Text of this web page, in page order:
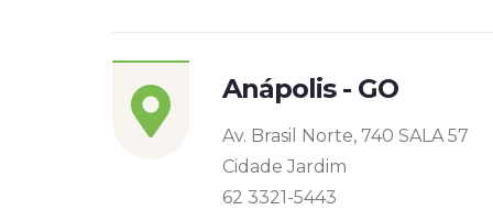
Anápolis - GO
Av. Brasil Norte, 740 SALA 57
Cidade Jardim
62 3321-5443